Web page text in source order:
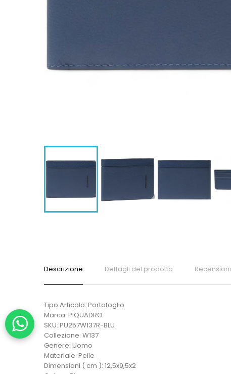
Descrizione Dettagli del prodotto Recensioni
Tipo Articolo: Portafoglio
Marca: PIQUADRO
SKU: PU257W137R-BLU
Collezione: W137
Genere: Uomo
Materiale: Pelle
Dimensioni ( cm ): 12,5x9,5x2